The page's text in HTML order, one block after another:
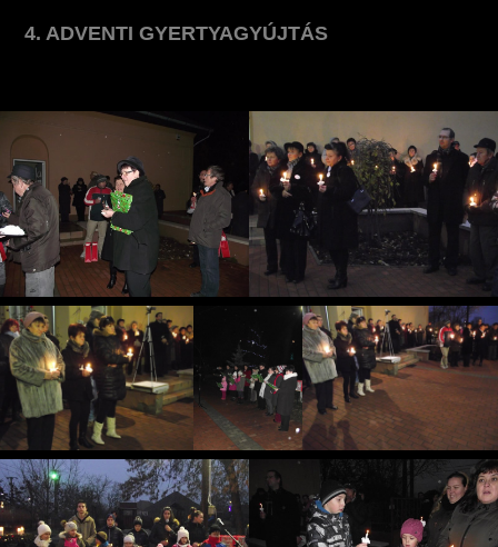
4. ADVENTI GYERTYAGYÚJTÁS